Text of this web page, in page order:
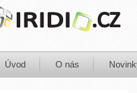
Úvod O nás